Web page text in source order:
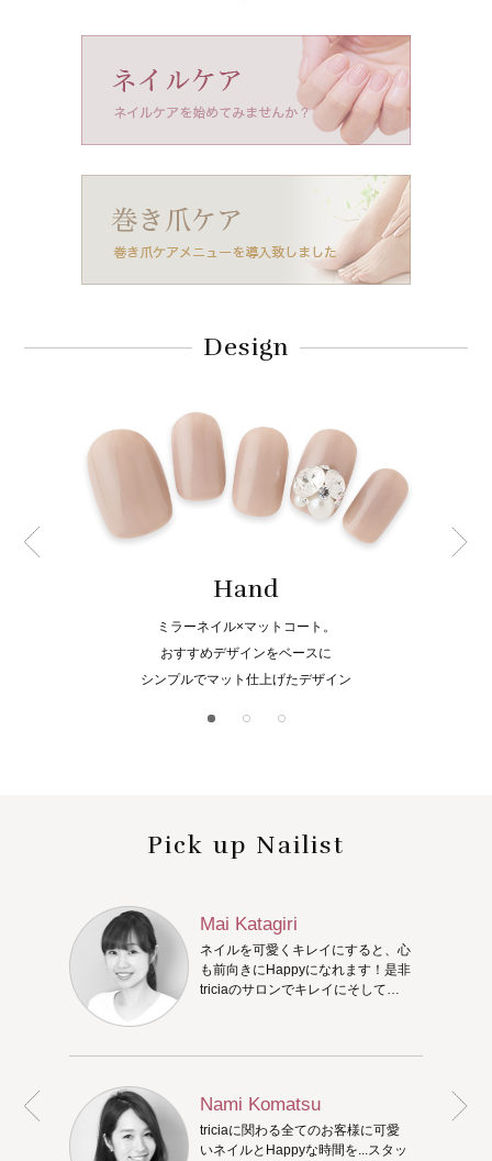
Design
Hand
ミラーネイル×マットコート。
おすすめデザインをベースに
シンプルでマット仕上げたデザイン
Pick up Nailist
Mai Katagiri
ネイルを可愛くキレイにすると、心
も前向きにHappyになれます！是非
triciaのサロンでキレイにそして
Nami Komatsu
triciaに関わる全てのお客様に可愛
いネイルとHappyな時間を...スタッ